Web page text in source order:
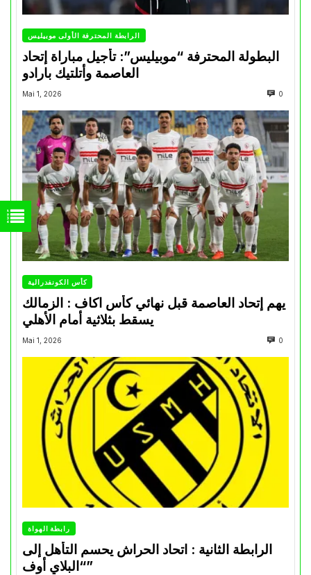
الرابطة المحترفة الأولى موبيليس
البطولة المحترفة “موبيليس”: تأجيل مباراة إتحاد
العاصمة وأتلتيك بارادو
Mai 1, 2026 0
كأس الكونفدرالية
يهم إتحاد العاصمة قبل نهائي كأس اكاف : الزمالك
Mai 1, 2026 0
رابطة الهواة
الرابطة الثانية : اتحاد الحراش يحسم التأهل إلى
“البلاي أوف”